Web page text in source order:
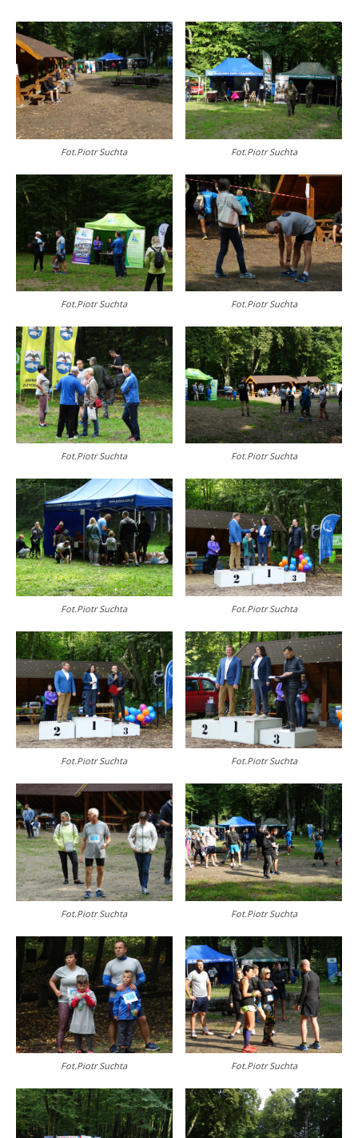
Fot.Piotr Suchta Fot.Piotr Suchta
Fot.Piotr Suchta Fot.Piotr Suchta
Fot.Piotr Suchta Fot.Piotr Suchta
Fot.Piotr Suchta Fot.Piotr Suchta
Fot.Piotr Suchta Fot.Piotr Suchta
Fot.Piotr Suchta Fot.Piotr Suchta
Fot.Piotr Suchta Fot.Piotr Suchta